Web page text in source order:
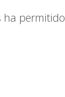
ha permitido